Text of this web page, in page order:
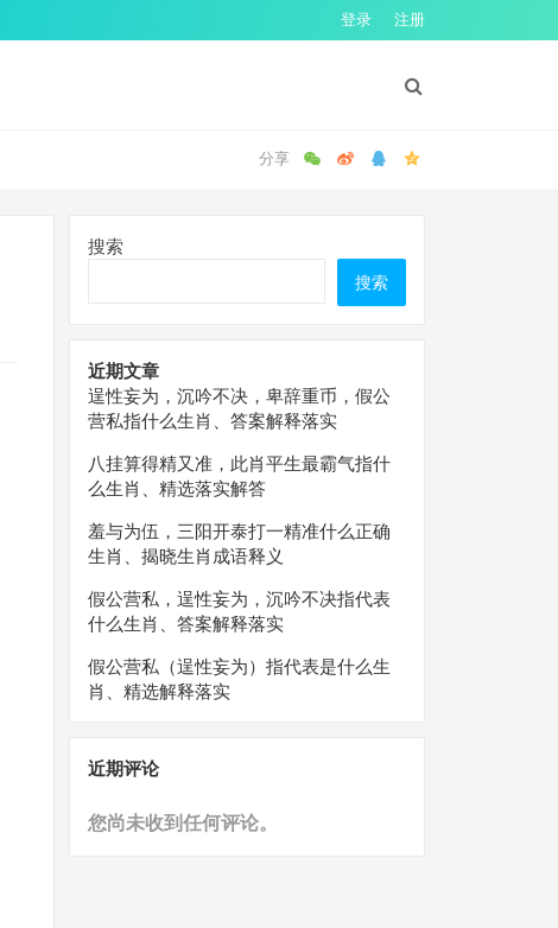
登录 注册
搜索
搜索
近期文章
逞性妄为，沉吟不决，卑辞重币，假公
营私指什么生肖、答案解释落实
八挂算得精又准，此肖平生最霸气指什
么生肖、精选落实解答
羞与为伍，三阳开泰打一精准什么正确
生肖、揭晓生肖成语释义
假公营私，逞性妄为，沉吟不决指代表
什么生肖、答案解释落实
假公营私（逞性妄为）指代表是什么生
肖、精选解释落实
近期评论
您尚未收到任何评论。